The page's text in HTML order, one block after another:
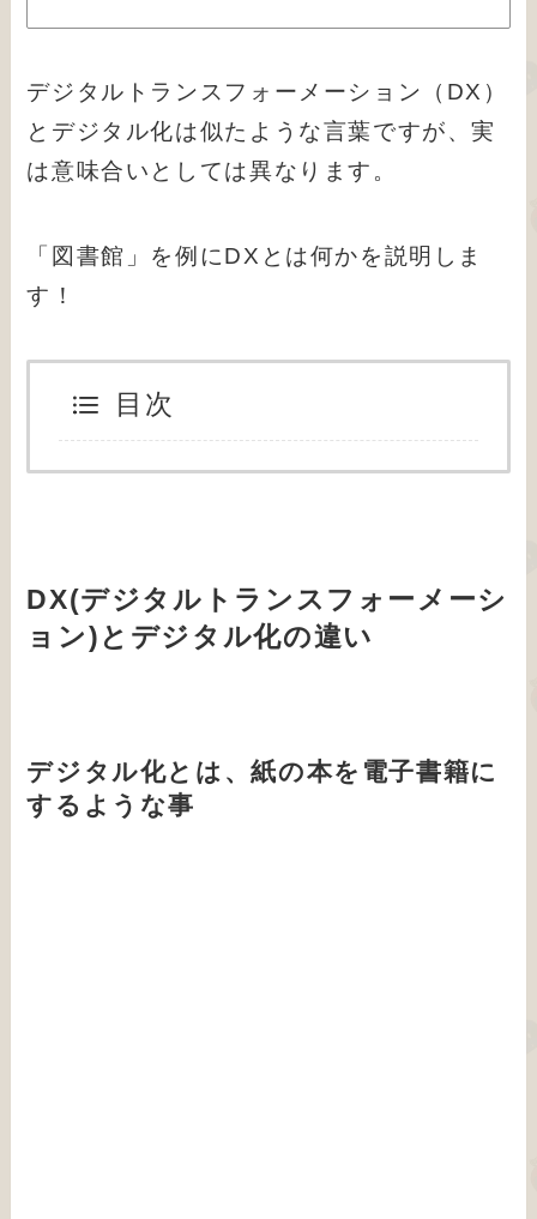
デジタルトランスフォーメーション（DX）
とデジタル化は似たような言葉ですが、実
は意味合いとしては異なります。
「図書館」を例にDXとは何かを説明しま
す！
目次
DX(デジタルトランスフォーメーシ
ョン)とデジタル化の違い
デジタル化とは、紙の本を電子書籍に
するような事